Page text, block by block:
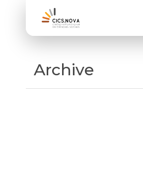
Archive